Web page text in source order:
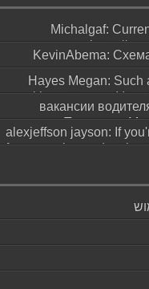
Michalgaf:
https://
KevinAbema:
зависит от
Hayes Megan: Such
provoking statement! It
вакансии
москва: Переезд в
работы не должен
alexjeffson jayson: If
for a genuine and